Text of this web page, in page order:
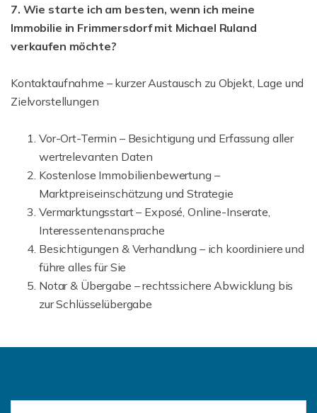
7. Wie starte ich am besten, wenn ich meine
Immobilie in Frimmersdorf mit Michael Ruland
verkaufen möchte?
Kontaktaufnahme – kurzer Austausch zu Objekt, Lage und
Zielvorstellungen
Vor-Ort-Termin – Besichtigung und Erfassung aller
wertrelevanten Daten
Kostenlose Immobilienbewertung –
Marktpreiseinschätzung und Strategie
Vermarktungsstart – Exposé, Online-Inserate,
Interessentenansprache
Besichtigungen & Verhandlung – ich koordiniere und
führe alles für Sie
Notar & Übergabe – rechtssichere Abwicklung bis
zur Schlüsselübergabe